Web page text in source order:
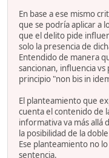
En base a ese mismo
que se podría aplicar a
que el delito pide
solo la presencia de
Entendido de manera
sancionan, influencia
principio "non bis in
El planteamiento que
cuenta el contenido de
informativa va más allá
la posibilidad de la
Ese planteamiento no
sentencia.